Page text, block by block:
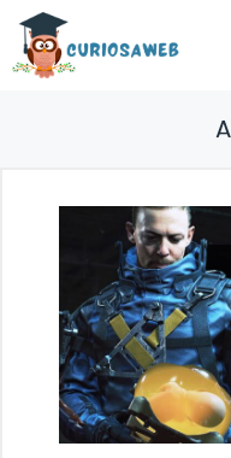
Saltar
contenido